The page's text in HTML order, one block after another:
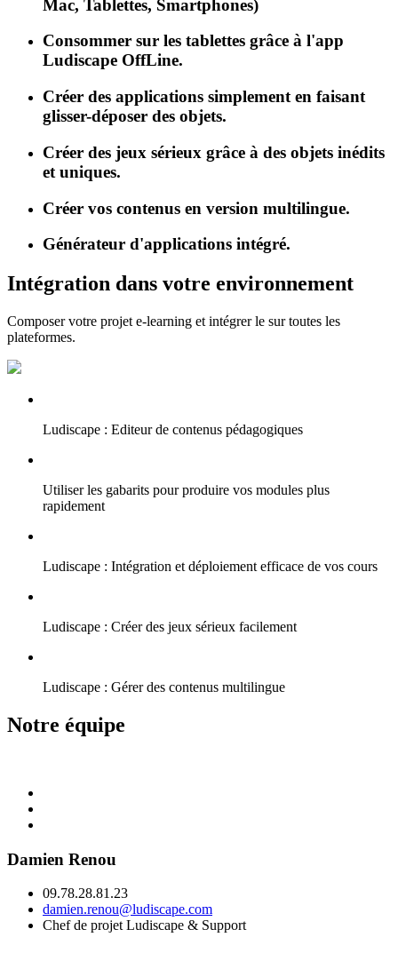
Mac, Tablettes, Smartphones)
Consommer sur les tablettes grâce à l'app
Ludiscape OffLine.
Créer des applications simplement en faisant
glisser-déposer des objets.
Créer des jeux sérieux grâce à des objets inédits
et uniques.
Créer vos contenus en version multilingue.
Générateur d'applications intégré.
Intégration dans votre environnement
Composer votre projet e-learning et intégrer le sur toutes les
plateformes.
Ludiscape : Editeur de contenus pédagogiques
Utiliser les gabarits pour produire vos modules plus
rapidement
Ludiscape : Intégration et déploiement efficace de vos cours
Ludiscape : Créer des jeux sérieux facilement
Ludiscape : Gérer des contenus multilingue
Notre équipe
Damien Renou
09.78.28.81.23
damien.renou@ludiscape.com
Chef de projet Ludiscape & Support